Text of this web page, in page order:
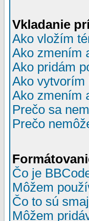
Vkladanie
Ako vložím
Ako zmením
Ako pridám
Ako vytvorím
Ako zmením
Prečo sa
Prečo
Čo je
Môžem
Čo to sú
Môžem